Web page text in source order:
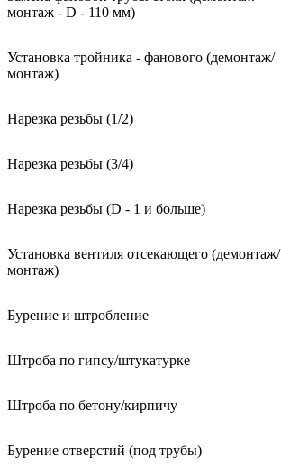
монтаж - D - 110 мм)
Установка тройника - фанового (демонтаж/
монтаж)
Нарезка резьбы (1/2)
Нарезка резьбы (3/4)
Нарезка резьбы (D - 1 и больше)
Установка вентиля отсекающего (демонтаж/
монтаж)
Бурение и штробление
Штроба по гипсу/штукатурке
Штроба по бетону/кирпичу
Бурение отверстий (под трубы)